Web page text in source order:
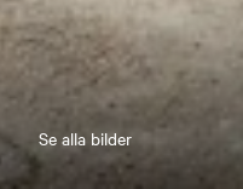
Se alla bilder